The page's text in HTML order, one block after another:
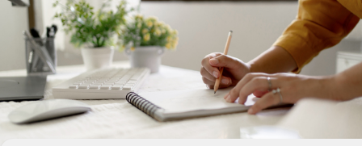
Om SV
Starta studiecirkel
Cirkelledare